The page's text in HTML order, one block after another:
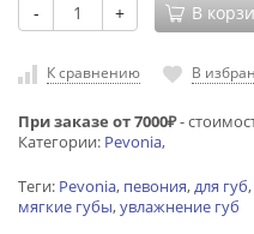
- + В
К сравнению В
При заказе от 7000₽-
Категории: Pevonia,
Теги: Pevonia, певония,для губ,
мягкие губы,увлажнение губ